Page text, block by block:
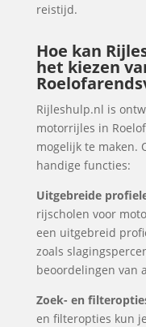
reistijd.
Hoe kan
het kiezen
Rijleshulp.nl is
motorrijles in
mogelijk te maken.
handige functies:
Uitgebreide
rijscholen voor
een uitgebreid
zoals
beoordelingen van
Zoek- en
en filteropties kun